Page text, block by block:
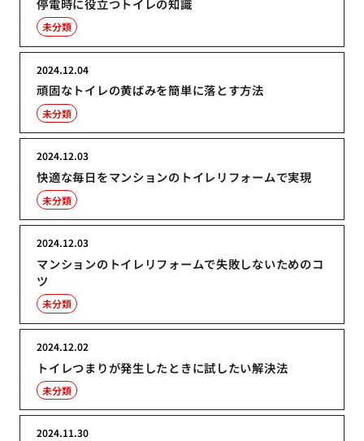
停電時に役立つトイレの知識
未分類
頑固なトイレの黄ばみを簡単に落とす方法
2024.12.04
未分類
快適な毎日をマンションのトイレリフォームで実現
2024.12.03
未分類
マンションのトイレリフォームで失敗しないためのコ
ツ
2024.12.03
未分類
トイレつまりが発生したときに試したい解決法
2024.12.02
未分類
2024.11.30